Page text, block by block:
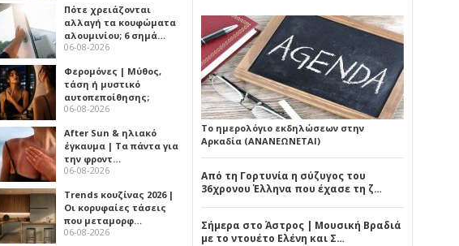
Πότε χρειάζονται
αλλαγή τα κουφώματα
αλουμινίου; 6 σημά…
06-08-2026
Φερομόνες | Μύθος,
τάση ή μυστικό
αυτοπεποίθησης;
06-08-2026
After Sun & ηλιακό
έγκαυμα | Τα πάντα για
την φροντ…
06-08-2026
Trends κουζίνας 2026 |
Οι κορυφαίες τάσεις
που μεταμορφ…
06-08-2026
Το ημερολόγιο εκδηλώσεων στην
Αρκαδία (ΑΝΑΝΕΩΝΕΤΑΙ)
Από τη Γορτυνία η σύζυγος του
36χρονου Έλληνα που έχασε τη ζ…
Σήμερα στο Άστρος | Μουσική Βραδιά
με το ντουέτο Ελένη και Σ…